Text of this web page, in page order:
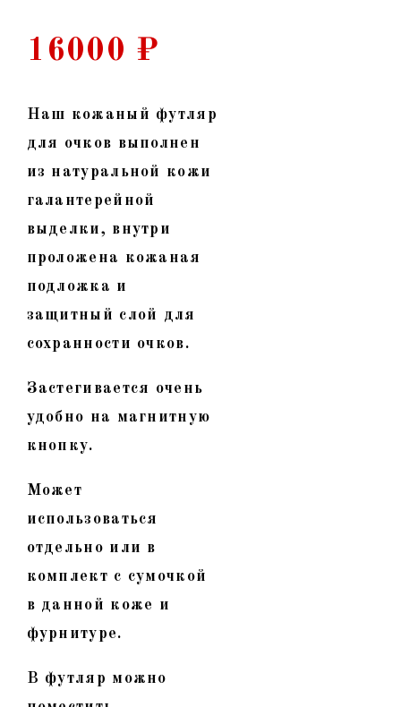
16000 ₽
Наш кожаный футляр
для очков выполнен
из натуральной кожи
галантерейной
выделки, внутри
проложена кожаная
подложка и
защитный слой для
сохранности очков.
Застегивается очень
удобно на магнитную
кнопку.
Может
использоваться
отдельно или в
комплект с сумочкой
в данной коже и
фурнитуре.
В футляр можно